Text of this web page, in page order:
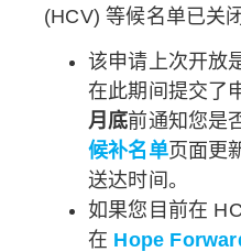
(HCV) 等候名单已关闭
该申请上次开放
在此期间提交了
月底前通知您是
候补名单页面更
送达时间。
如果您目前在
在 Hope